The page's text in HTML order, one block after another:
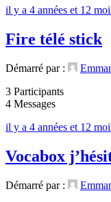
il y a 4 années et 12
Fire télé stick
Démarré par :
3 Participants
4 Messages
il y a 4 années et 12
Vocabox
Démarré par :